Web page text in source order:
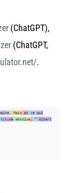
(ChatGPT),
(ChatGPT,
.